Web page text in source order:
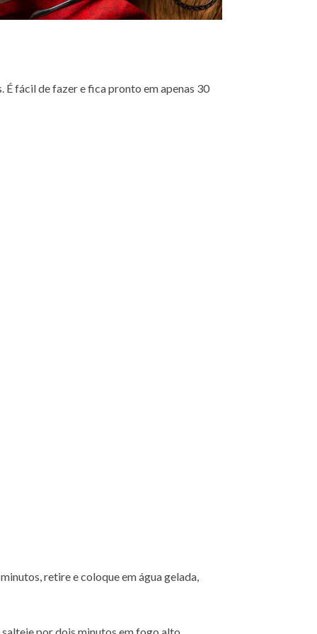
É fácil de fazer e fica pronto em apenas 30
retire e coloque em água gelada,